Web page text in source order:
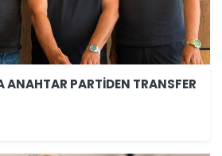
ANAHTAR PARTİDEN TRANSFER